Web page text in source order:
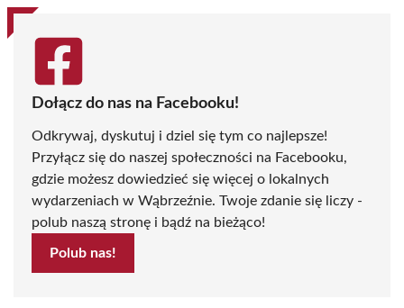
Dołącz do nas na Facebooku!
Odkrywaj, dyskutuj i dziel się tym co najlepsze!
Przyłącz się do naszej społeczności na Facebooku,
gdzie możesz dowiedzieć się więcej o lokalnych
wydarzeniach w Wąbrzeźnie. Twoje zdanie się liczy -
polub naszą stronę i bądź na bieżąco!
Polub nas!